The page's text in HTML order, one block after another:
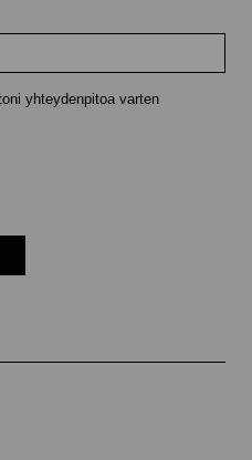
yhteydenpitoa varten